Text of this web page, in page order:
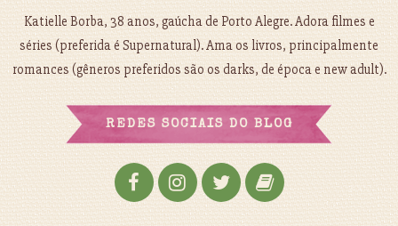
Katielle Borba, 38 anos, gaúcha de Porto Alegre. Adora filmes e
séries (preferida é Supernatural). Ama os livros, principalmente
romances (gêneros preferidos são os darks, de época e new adult).
REDES SOCIAIS DO BLOG